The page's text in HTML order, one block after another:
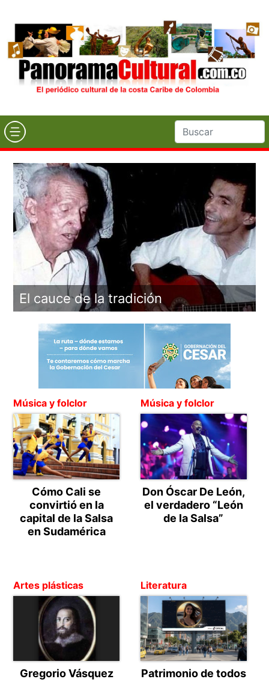
El cauce de la tradición
Música y folclor
Cómo Cali se
convirtió en la
capital de la Salsa
en Sudamérica
Música y folclor
Don Óscar De León,
el verdadero “León
de la Salsa”
Artes plásticas
Gregorio Vásquez
Literatura
Patrimonio de todos